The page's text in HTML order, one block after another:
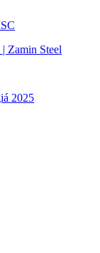
Zamin Steel
2025